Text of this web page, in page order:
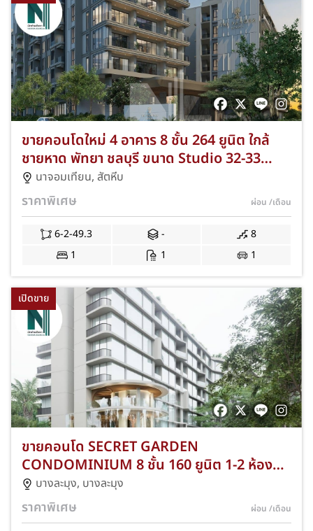
ขายคอนโดใหม่ 4 อาคาร 8 ชั้น 264 ยูนิต ใกล้
ชายหาด พัทยา ชลบุรี ขนาด Studio 32-33
ตร.ม., 1-3 ห้องนอน 47-164 ตร.ม. และ
Duplex Penthouse 282.58 ตร.ม. พร้อมสระ
ว่ายน้ำ ฟิตเนส และบีชคลับ NKA-VP51-0009
นาจอมเทียน, สัตหีบ
ราคาพิเศษ ผ่อน /เดือน
6-2-49.3 -
8
1
1 1
เปิดขาย
ขายคอนโด SECRET GARDEN
CONDOMINIUM 8 ชั้น 160 ยูนิต 1-2 ห้อง
นอน ขนาด 36-84 ตร.ม. ใกล้ทำเลศูนย์กลาง
เมืองพัทยา ชลบุรี NKA-VP51-0010
บางละมุง, บางละมุง
ราคาพิเศษ ผ่อน /เดือน